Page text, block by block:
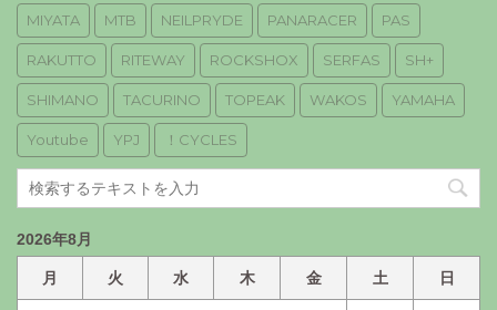
MIYATA MTB NEILPRYDE PANARACER PAS
RAKUTTO RITEWAY ROCKSHOX SERFAS SH+
SHIMANO TACURINO TOPEAK WAKOS YAMAHA
Youtube YPJ ！CYCLES
2026年8月
月 火 水 木 金 土 日